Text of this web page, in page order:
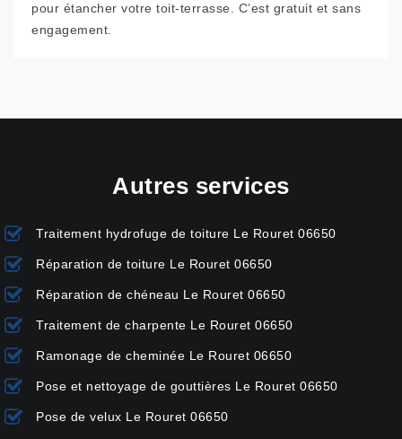
pour étancher votre toit-terrasse. C’est gratuit et sans
engagement.
Autres services
Traitement hydrofuge de toiture Le Rouret 06650
Réparation de toiture Le Rouret 06650
Réparation de chéneau Le Rouret 06650
Traitement de charpente Le Rouret 06650
Ramonage de cheminée Le Rouret 06650
Pose et nettoyage de gouttières Le Rouret 06650
Pose de velux Le Rouret 06650